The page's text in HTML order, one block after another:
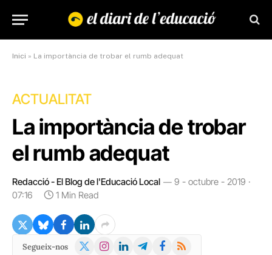
Inici » La importància de trobar el rumb adequat
ACTUALITAT
La importància de trobar
el rumb adequat
Redacció - El Blog de l'Educació Local
9 - octubre - 2019 ·
07:16
1 Min Read
Segueix-nos
X
Instagram
LinkedInTelegramFacebook
RSS